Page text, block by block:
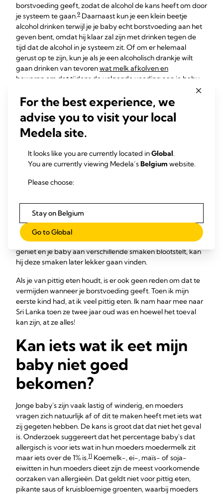
borstvoeding geeft, zodat de alcohol de kans heeft om door
je systeem te gaan.9 Daarnaast kun je een klein beetje
alcohol drinken terwijl je je baby echt borstvoeding aan het
geven bent, omdat hij klaar zal zijn met drinken tegen de
tijd dat de alcohol in je systeem zit. Of om er helemaal
gerust op te zijn, kun je als je een alcoholisch drankje wilt
gaan drinken van tevorenwat melk afkolven en
bewaren om dat tijdens de volgende voeding aan je baby
Houd er rekening mee dat alcohol je melkopbrengst tijdelijk
kan verlagen,8dus als je een drankje neemt, kan je baby
hongeriger lijken en meer gevoed willen worden.
Als ik avontuurlijk eet,
zal mijn baby dan een
minder moeilijke eter
worden?
Je moedermelk draagt de smaken van het voedsel dat
je eet. Dus als je van een gevarieerd borstvoedingsdieet
geniet en je baby aan verschillende smaken blootstelt, kan
hij deze smaken later lekker gaan vinden.
Als je van pittig eten houdt, is er ook geen reden om dat te
vermijden wanneer je borstvoeding geeft. Toen ik mijn
eerste kind had, at ik veel pittig eten. Ik nam haar mee naar
Sri Lanka toen ze twee jaar oud was en hoewel het toeval
kan zijn, at ze alles!
Kan iets wat ik eet mijn
baby niet goed
bekomen?
Jonge baby's zijn vaak lastig of winderig, en moeders
vragen zich natuurlijk af of dit te maken heeft met iets wat
zij gegeten hebben. De kans is groot dat dat niet het geval
is. Onderzoek suggereert dat het percentage baby's dat
allergisch is voor iets wat in hun moeders moedermelk zit
maar iets over de 1% is.11 Koemelk-, ei-, maïs- of soja-
eiwitten in hun moeders dieet zijn de meest voorkomende
oorzaken van allergieën. Dat geldt niet voor pittig eten,
pikante saus of kruisbloemige groenten, waarbij moeders
For the best experience, we
advise you to visit your local
Medela site.
It looks like you are currently located inGlobal.
You are currently viewing Medela’sBelgium website.
Please choose:
Stay on Belgium
Go to Global